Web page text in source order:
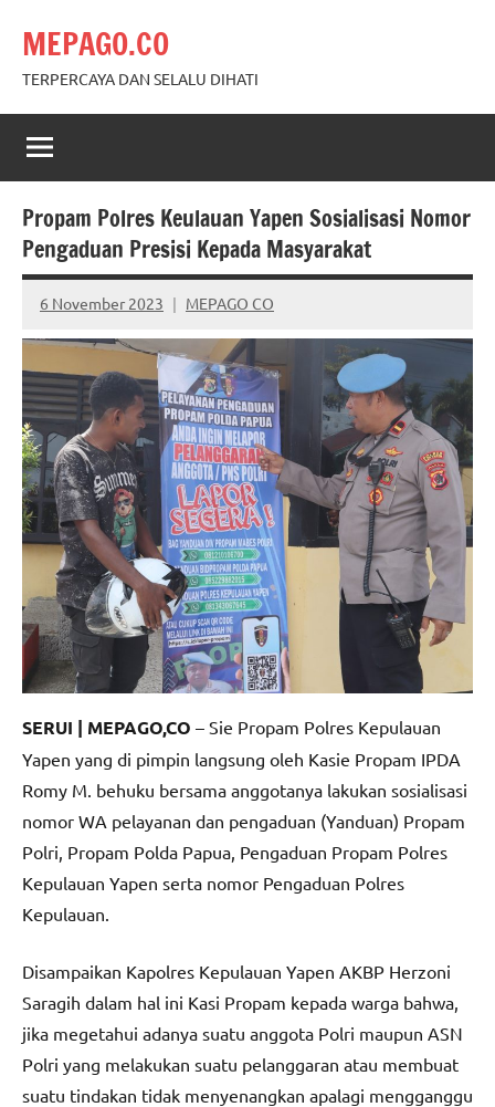
content
MEPAGO.CO
TERPERCAYA DAN SELALU DIHATI
Propam Polres Keulauan Yapen Sosialisasi Nomor
Pengaduan Presisi Kepada Masyarakat
6 November 2023 MEPAGO CO
No
comments
SERUI | MEPAGO,CO – Sie Propam Polres Kepulauan
Yapen yang di pimpin langsung oleh Kasie Propam IPDA
Romy M. behuku bersama anggotanya lakukan sosialisasi
nomor WA pelayanan dan pengaduan (Yanduan) Propam
Polri, Propam Polda Papua, Pengaduan Propam Polres
Kepulauan Yapen serta nomor Pengaduan Polres
Kepulauan.
Disampaikan Kapolres Kepulauan Yapen AKBP Herzoni
Saragih dalam hal ini Kasi Propam kepada warga bahwa,
jika megetahui adanya suatu anggota Polri maupun ASN
Polri yang melakukan suatu pelanggaran atau membuat
suatu tindakan tidak menyenangkan apalagi mengganggu